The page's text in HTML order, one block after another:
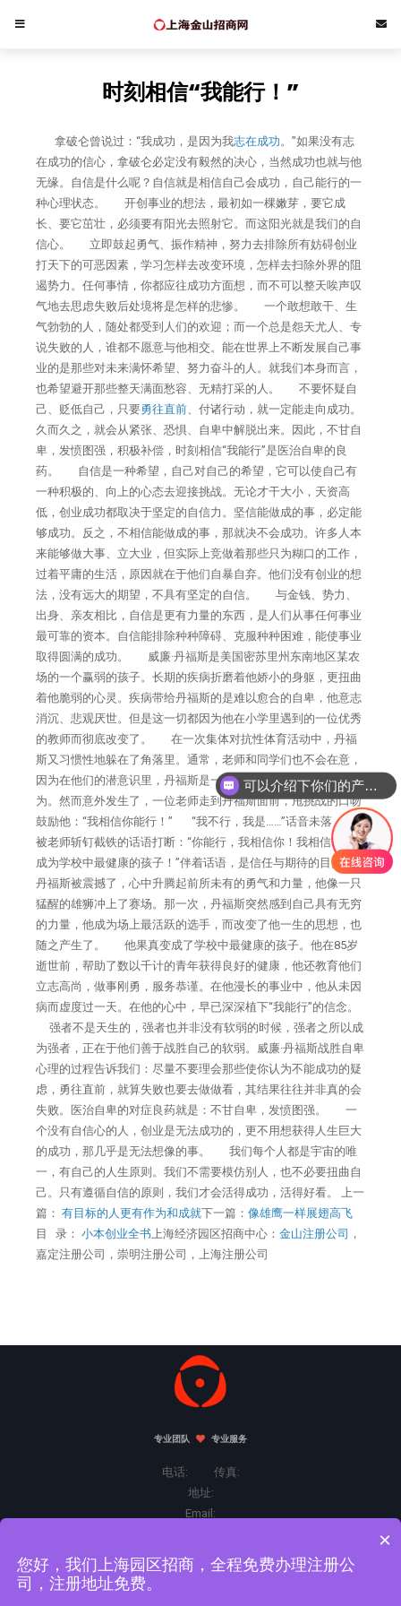
时刻相信“我能行！”
拿破仑曾说过：“我成功，是因为我志在成功。”如果没有志
在成功的信心，拿破仑必定没有毅然的决心，当然成功也就与他
无缘。自信是什么呢？自信就是相信自己会成功，自己能行的一
种心理状态。 开创事业的想法，最初如一棵嫩芽，要它成
长、要它茁壮，必须要有阳光去照射它。而这阳光就是我们的自
信心。 立即鼓起勇气、振作精神，努力去排除所有妨碍创业
打天下的可恶因素，学习怎样去改变环境，怎样去扫除外界的阻
遏势力。任何事情，你都应往成功方面想，而不可以整天唉声叹
气地去思虑失败后处境将是怎样的悲惨。 一个敢想敢干、生
气勃勃的人，随处都受到人们的欢迎；而一个总是怨天尤人、专
说失败的人，谁都不愿意与他相交。能在世界上不断发展自己事
业的是那些对未来满怀希望、努力奋斗的人。就我们本身而言，
也希望避开那些整天满面愁容、无精打采的人。 不要怀疑自
己、贬低自己，只要勇往直前、付诸行动，就一定能走向成功。
久而久之，就会从紧张、恐惧、自卑中解脱出来。因此，不甘自
卑，发愤图强，积极补偿，时刻相信“我能行”是医治自卑的良
药。 自信是一种希望，自己对自己的希望，它可以使自己有
一种积极的、向上的心态去迎接挑战。无论才干大小，天资高
低，创业成功都取决于坚定的自信力。坚信能做成的事，必定能
够成功。反之，不相信能做成的事，那就决不会成功。许多人本
来能够做大事、立大业，但实际上竞做着那些只为糊口的工作，
过着平庸的生活，原因就在于他们自暴自弃。他们没有创业的想
法，没有远大的期望，不具有坚定的自信。 与金钱、势力、
出身、亲友相比，自信是更有力量的东西，是人们从事任何事业
最可靠的资本。自信能排除种种障碍、克服种种困难，能使事业
取得圆满的成功。 威廉·丹福斯是美国密苏里州东南地区某农
场的一个赢弱的孩子。长期的疾病折磨着他娇小的身躯，更扭曲
着他脆弱的心灵。疾病带给丹福斯的是难以愈合的自卑，他意志
消沉、悲观厌世。但是这一切都因为他在小学里遇到的一位优秀
的教师而彻底改变了。 在一次集体对抗性体育活动中，丹福
斯又习惯性地躲在了角落里。通常，老师和同学们也不会在意，
因为在他们的潜意识里，丹福斯是一个病人，而他本人也这样认
为。然而意外发生了，一位老师走到丹福斯面前，甩挑战的口吻
鼓励他：“我相信你能行！” “我不行，我是……”话音未落，便
被老师斩钉截铁的话语打断：“你能行，我相信你！我相信你能
成为学校中最健康的孩子！”伴着话语，是信任与期待的目光。
丹福斯被震撼了，心中升腾起前所未有的勇气和力量，他像一只
猛醒的雄狮冲上了赛场。那一次，丹福斯突然感到自己具有无穷
的力量，他成为场上最活跃的选手，而改变了他一生的思想，也
随之产生了。 他果真变成了学校中最健康的孩子。他在85岁
逝世前，帮助了数以千计的青年获得良好的健康，他还教育他们
立志高尚，做事刚勇，服务恭谨。在他漫长的事业中，他从未因
病而虚度过一天。在他的心中，早已深深植下“我能行”的信念。
强者不是天生的，强者也并非没有软弱的时候，强者之所以成
为强者，正在于他们善于战胜自己的软弱。威廉·丹福斯战胜自卑
心理的过程告诉我们：尽量不要理会那些使你认为不能成功的疑
虑，勇往直前，就算失败也要去做做看，其结果往往并非真的会
失败。医治自卑的对症良药就是：不甘自卑，发愤图强。 一
个没有自信心的人，创业是无法成功的，更不用想获得人生巨大
的成功，那几乎是无法想像的事。 我们每个人都是宇宙的唯
一，有自己的人生原则。我们不需要模仿别人，也不必要扭曲自
己。只有遵循自信的原则，我们才会活得成功，活得好看。 上一
篇： 有目标的人更有作为和成就下一篇： 像雄鹰一样展翅高飞
目 录： 小本创业全书上海经济园区招商中心： 金山注册公司 ，
嘉定注册公司，崇明注册公司，上海注册公司
专业团队 专业服务
电话: 传真:
地址:
Email:
Copyright©2026 版权所有.
可以介绍下你们的产品么
×
您好，我们上海园区招商，全程免费办理注册公
司，注册地址免费。